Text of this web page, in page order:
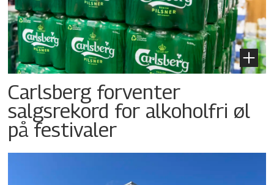
Carlsberg forventer
salgsrekord for alkoholfri øl
på festivaler